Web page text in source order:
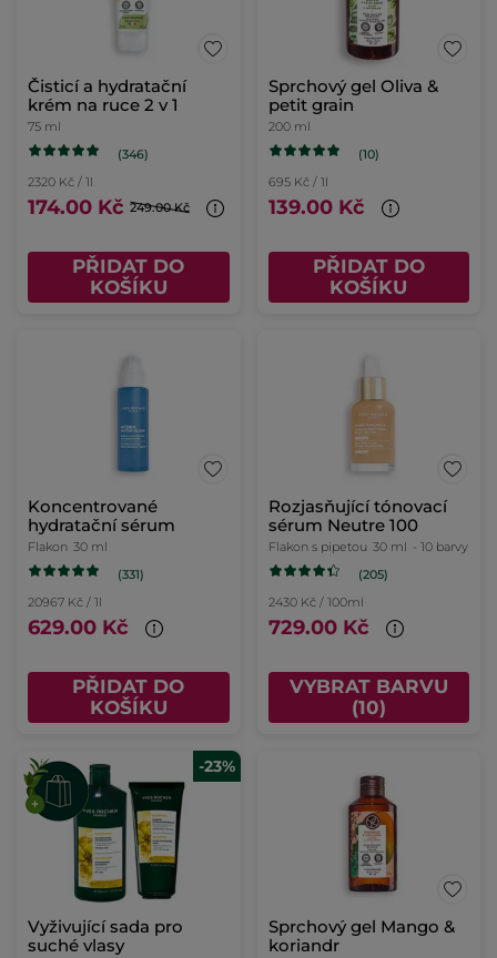
Čisticí a hydratační
krém na ruce 2 v 1
75 ml
(346)
2320 Kč / 1l
174.00 Kč 249.00 Kč
PŘIDAT DO
KOŠÍKU
Sprchový gel Oliva &
petit grain
200 ml
(10)
695 Kč / 1l
139.00 Kč
PŘIDAT DO
KOŠÍKU
Koncentrované
hydratační sérum
Flakon 30 ml
(331)
20967 Kč / 1l
629.00 Kč
PŘIDAT DO
KOŠÍKU
Rozjasňující tónovací
sérum Neutre 100
Flakon s pipetou 30 ml - 10 barvy
(205)
2430 Kč / 100ml
729.00 Kč
VYBRAT BARVU
(10)
-23%
Vyživující sada pro
suché vlasy
Sprchový gel Mango &
koriandr